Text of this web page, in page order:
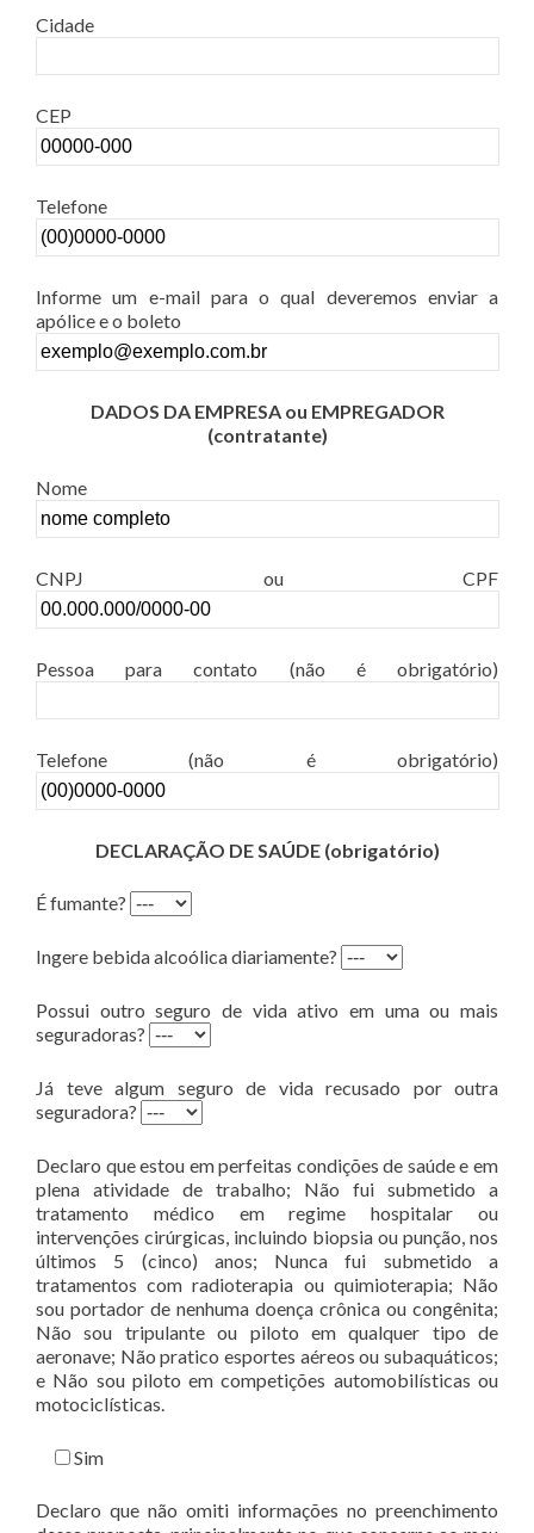
Cidade
CEP
Telefone
Informe um e-mail para o qual deveremos enviar a
apólice e o boleto
DADOS DA EMPRESA ou EMPREGADOR
(contratante)
Nome
CNPJ ou CPF
Pessoa para contato (não é obrigatório)
Telefone (não é obrigatório)
DECLARAÇÃO DE SAÚDE (obrigatório)
É fumante?
Ingere bebida alcoólica diariamente?
Possui outro seguro de vida ativo em uma ou mais
seguradoras?
Já teve algum seguro de vida recusado por outra
seguradora?
Declaro que estou em perfeitas condições de saúde e em
plena atividade de trabalho; Não fui submetido a
tratamento médico em regime hospitalar ou
intervenções cirúrgicas, incluindo biopsia ou punção, nos
últimos 5 (cinco) anos; Nunca fui submetido a
tratamentos com radioterapia ou quimioterapia; Não
sou portador de nenhuma doença crônica ou congênita;
Não sou tripulante ou piloto em qualquer tipo de
aeronave; Não pratico esportes aéreos ou subaquáticos;
e Não sou piloto em competições automobilísticas ou
motociclísticas.
Sim
Declaro que não omiti informações no preenchimento